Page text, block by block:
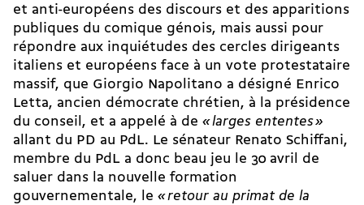
et anti-européens des discours et des apparitions
publiques du comique génois, mais aussi pour
répondre aux inquiétudes des cercles dirigeants
italiens et européens face à un vote protestataire
massif, que Giorgio Napolitano a désigné Enrico
Letta, ancien démocrate chrétien, à la présidence
du conseil, et a appelé à de «larges ententes»
allant du PD au PdL. Le sénateur Renato Schiffani,
membre du PdL a donc beau jeu le 30 avril de
saluer dans la nouvelle formation
gouvernementale, le «retour au primat de la